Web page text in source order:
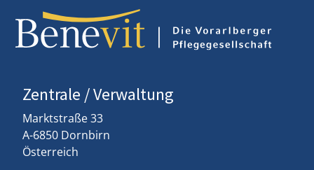
Zentrale / Verwaltung
Marktstraße 33
A-6850 Dornbirn
Österreich